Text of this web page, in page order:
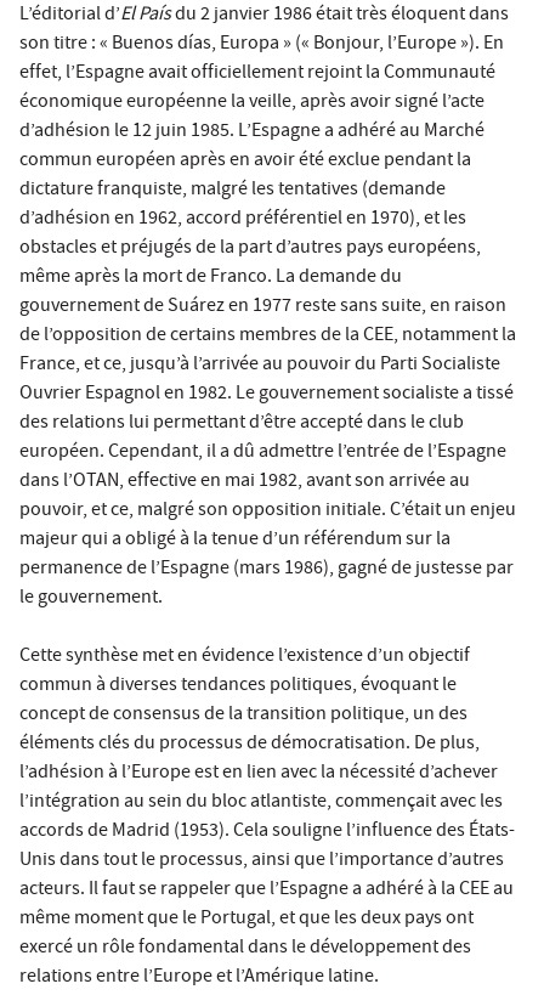
L’éditorial d’El Paísdu 2 janvier 1986 était très éloquent dans
son titre : « Buenos días, Europa » (« Bonjour, l’Europe »). En
effet, l’Espagne avait officiellement rejoint la Communauté
économique européenne la veille, après avoir signé l’acte
d’adhésion le 12 juin 1985. L’Espagne a adhéré au Marché
commun européen après en avoir été exclue pendant la
dictature franquiste, malgré les tentatives (demande
d’adhésion en 1962, accord préférentiel en 1970), et les
obstacles et préjugés de la part d’autres pays européens,
même après la mort de Franco. La demande du
gouvernement de Suárez en 1977 reste sans suite, en raison
de l’opposition de certains membres de la CEE, notamment la
France, et ce, jusqu’à l’arrivée au pouvoir du Parti Socialiste
Ouvrier Espagnol en 1982. Le gouvernement socialiste a tissé
des relations lui permettant d’être accepté dans le club
européen. Cependant, il a dû admettre l’entrée de l’Espagne
dans l’OTAN, effective en mai 1982, avant son arrivée au
pouvoir, et ce, malgré son opposition initiale. C’était un enjeu
majeur qui a obligé à la tenue d’un référendum sur la
permanence de l’Espagne (mars 1986), gagné de justesse par
le gouvernement.
Cette synthèse met en évidence l’existence d’un objectif
commun à diverses tendances politiques, évoquant le
concept de consensus de la transition politique, un des
éléments clés du processus de démocratisation. De plus,
l’adhésion à l’Europe est en lien avec la nécessité d’achever
l’intégration au sein du bloc atlantiste, commençait avec les
accords de Madrid (1953). Cela souligne l’influence des États-
Unis dans tout le processus, ainsi que l’importance d’autres
acteurs. Il faut se rappeler que l’Espagne a adhéré à la CEE au
même moment que le Portugal, et que les deux pays ont
exercé un rôle fondamental dans le développement des
relations entre l’Europe et l’Amérique latine.